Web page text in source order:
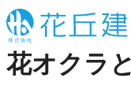
内
容
を
ス
花オクラ